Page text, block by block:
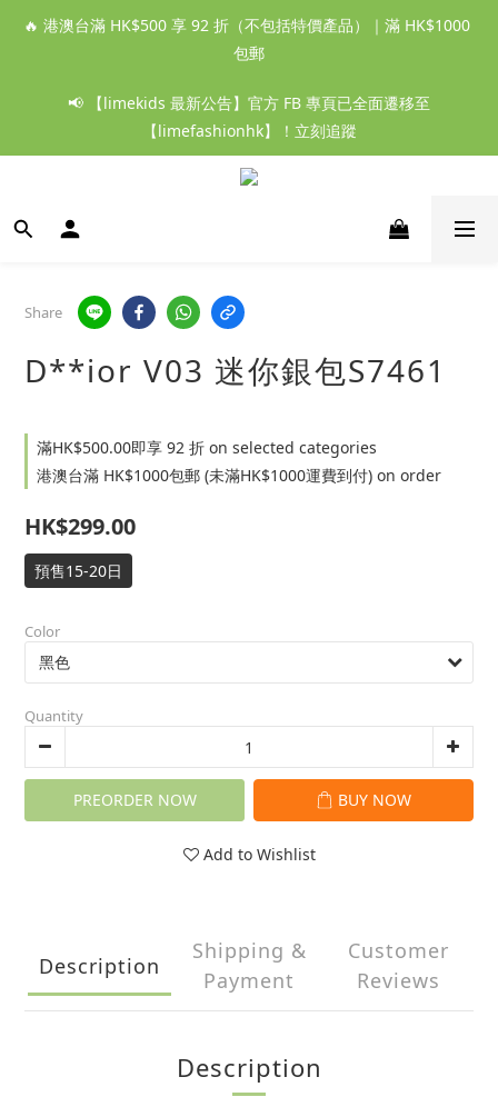
🔥 港澳台滿 HK$500 享 92 折（不包括特價產品）｜滿 HK$1000
包郵
📢 【limekids 最新公告】官方 FB 專頁已全面遷移至
【limefashionhk】！立刻追蹤
Share
D**ior V03 迷你銀包S7461
滿HK$500.00即享 92 折 on selected categories
港澳台滿 HK$1000包郵 (未滿HK$1000運費到付) on order
HK$299.00
預售15-20日
Color
Quantity
PREORDER NOW BUY NOW
Add to Wishlist
Description
Shipping &
Payment
Customer
Reviews
Description